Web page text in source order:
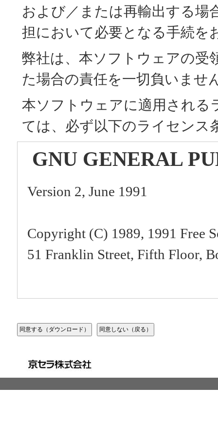
および／または再輸出する場
担において必要となる手続を
弊社は、本ソフトウェアの受
た場合の責任を一切負いませ
本ソフトウェアに適用される
ては、必ず以下のライセンス
GNU GENERAL
Version 2, June 1991
Copyright (C) 1989, 1991 Free
51 Franklin Street, Fifth Floor,
of this license document, but
Preamble
The licenses for most software